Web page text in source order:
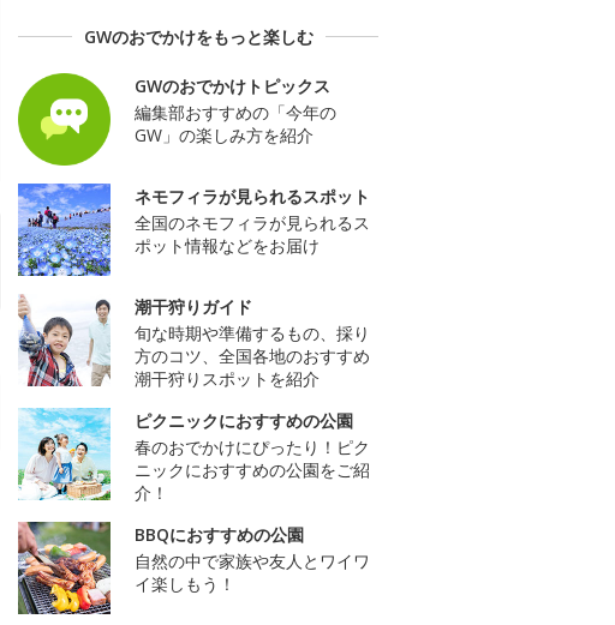
GWのおでかけをもっと楽しむ
GWのおでかけトピックス
編集部おすすめの「今年の
GW」の楽しみ方を紹介
ネモフィラが見られるスポット
全国のネモフィラが見られるス
ポット情報などをお届け
潮干狩りガイド
旬な時期や準備するもの、採り
方のコツ、全国各地のおすすめ
潮干狩りスポットを紹介
ピクニックにおすすめの公園
春のおでかけにぴったり！ピク
ニックにおすすめの公園をご紹
介！
BBQにおすすめの公園
自然の中で家族や友人とワイワ
イ楽しもう！